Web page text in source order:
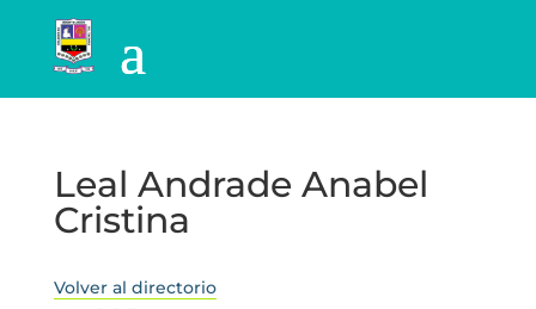
Leal Andrade Anabel
Cristina
Volver al directorio